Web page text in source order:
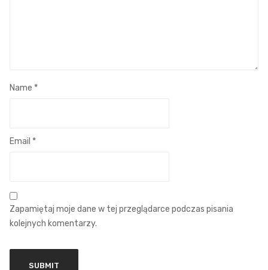
Name *
Email *
Zapamiętaj moje dane w tej przeglądarce podczas pisania
kolejnych komentarzy.